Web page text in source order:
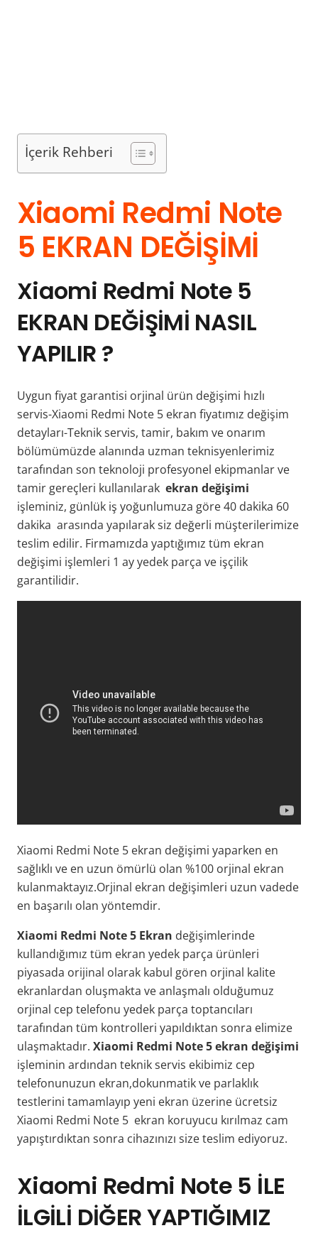
İçerik Rehberi
Xiaomi Redmi Note
5 EKRAN DEĞİŞİMİ
Xiaomi Redmi Note 5
EKRAN DEĞİŞİMİ NASIL
YAPILIR ?
Uygun fiyat garantisi orjinal ürün değişimi hızlı
servis-Xiaomi Redmi Note 5 ekran fiyatımız değişim
detayları-Teknik servis, tamir, bakım ve onarım
bölümümüzde alanında uzman teknisyenlerimiz
tarafından son teknoloji profesyonel ekipmanlar ve
tamir gereçleri kullanılarak ekran değişimi
işleminiz, günlük iş yoğunlumuza göre 40 dakika 60
dakika arasında yapılarak siz değerli müşterilerimize
teslim edilir. Firmamızda yaptığımız tüm ekran
değişimi işlemleri 1 ay yedek parça ve işçilik
garantilidir.
Xiaomi Redmi Note 5 ekran değişimi yaparken en
sağlıklı ve en uzun ömürlü olan %100 orjinal ekran
kulanmaktayız.Orjinal ekran değişimleri uzun vadede
en başarılı olan yöntemdir.
Xiaomi Redmi Note 5 Ekran değişimlerinde
kullandığımız tüm ekran yedek parça ürünleri
piyasada orijinal olarak kabul gören orjinal kalite
ekranlardan oluşmakta ve anlaşmalı olduğumuz
orjinal cep telefonu yedek parça toptancıları
tarafından tüm kontrolleri yapıldıktan sonra elimize
ulaşmaktadır. Xiaomi Redmi Note 5 ekran değişimi
işleminin ardından teknik servis ekibimiz cep
telefonunuzun ekran,dokunmatik ve parlaklık
testlerini tamamlayıp yeni ekran üzerine ücretsiz
Xiaomi Redmi Note 5 ekran koruyucu kırılmaz cam
yapıştırdıktan sonra cihazınızı size teslim ediyoruz.
Xiaomi Redmi Note 5 İLE
İLGİLİ DİĞER YAPTIĞIMIZ